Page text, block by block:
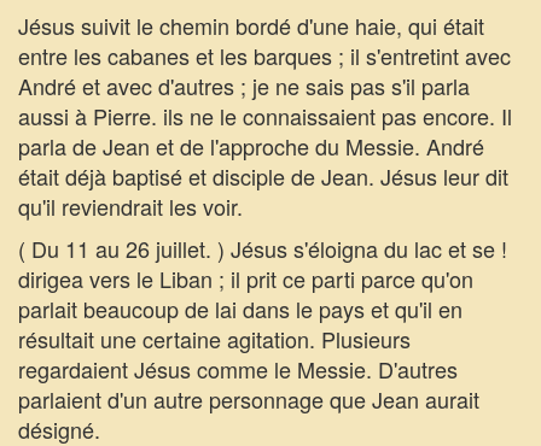
Jésus suivit le chemin bordé d'une haie, qui était
entre les cabanes et les barques ; il s'entretint avec
André et avec d'autres ; je ne sais pas s'il parla
aussi à Pierre. ils ne le connaissaient pas encore. Il
parla de Jean et de l'approche du Messie. André
était déjà baptisé et disciple de Jean. Jésus leur dit
qu'il reviendrait les voir.
( Du 11 au 26 juillet. ) Jésus s'éloigna du lac et se !
dirigea vers le Liban ; il prit ce parti parce qu'on
parlait beaucoup de lai dans le pays et qu'il en
résultait une certaine agitation. Plusieurs
regardaient Jésus comme le Messie. D'autres
parlaient d'un autre personnage que Jean aurait
désigné.